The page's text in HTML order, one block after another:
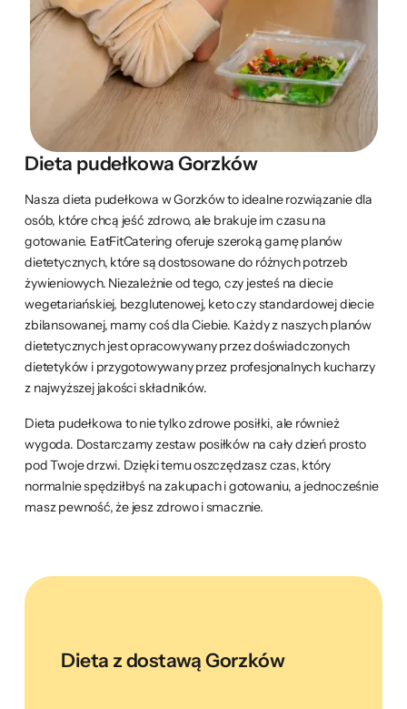
Dieta pudełkowa Gorzków
Nasza dieta pudełkowa w Gorzków to idealne rozwiązanie dla
osób, które chcą jeść zdrowo, ale brakuje im czasu na
gotowanie. EatFitCatering oferuje szeroką gamę planów
dietetycznych, które są dostosowane do różnych potrzeb
żywieniowych. Niezależnie od tego, czy jesteś na diecie
wegetariańskiej, bezglutenowej, keto czy standardowej diecie
zbilansowanej, mamy coś dla Ciebie. Każdy z naszych planów
dietetycznych jest opracowywany przez doświadczonych
dietetyków i przygotowywany przez profesjonalnych kucharzy
z najwyższej jakości składników.
Dieta pudełkowa to nie tylko zdrowe posiłki, ale również
wygoda. Dostarczamy zestaw posiłków na cały dzień prosto
pod Twoje drzwi. Dzięki temu oszczędzasz czas, który
normalnie spędziłbyś na zakupach i gotowaniu, a jednocześnie
masz pewność, że jesz zdrowo i smacznie.
Dieta z dostawą Gorzków